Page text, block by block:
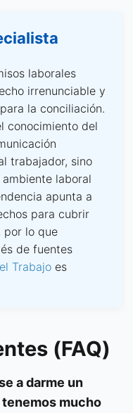
laborales
irrenunciable y
la conciliación.
conocimiento del
trabajador, sino
laboral
apunta a
para cubrir
por lo que
de fuentes
Trabajo es
(FAQ)
a darme un
mucho